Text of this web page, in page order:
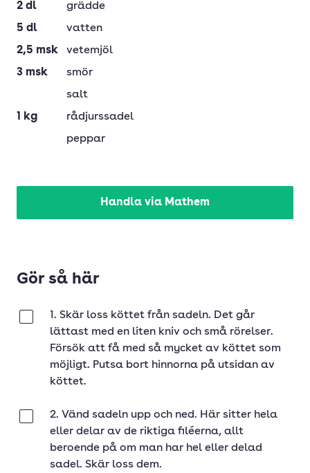
2 dl
grädde
5 dl
vatten
2,5 msk
vetemjöl
3 msk
smör
salt
1
kg
rådjurssadel
peppar
Handla via Mathem
Gör så här
1. Skär loss köttet från sadeln. Det går
lättast med en liten kniv och små rörelser.
Försök att få med så mycket av köttet som
möjligt. Putsa bort hinnorna på utsidan av
köttet.
2. Vänd sadeln upp och ned. Här sitter hela
eller delar av de riktiga filéerna, allt
beroende på om man har hel eller delad
sadel. Skär loss dem.